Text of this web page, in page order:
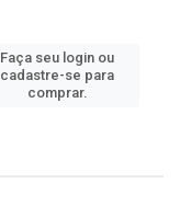
Faça seu login ou
cadastre-se para
comprar.